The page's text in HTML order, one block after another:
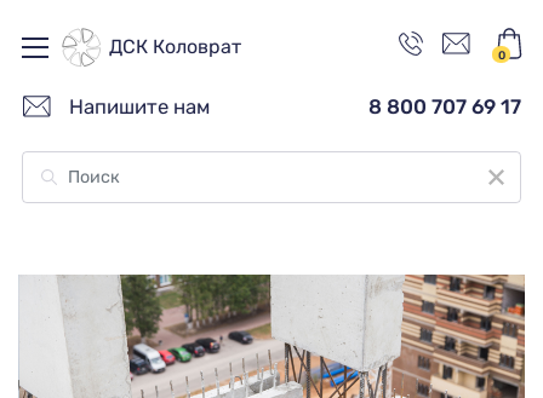
ДСК Коловрат 0
Напишите нам 8 800 707 69 17